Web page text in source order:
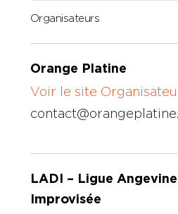
Organisateurs
Orange Platine
Voir le site
LADI – Ligue
Improvisée